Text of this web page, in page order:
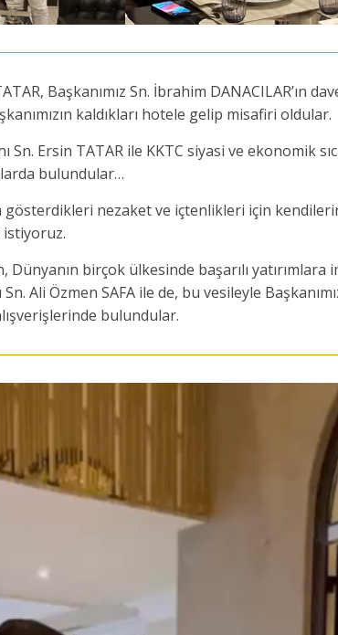
Başkanımız Sn. İbrahim DANACILAR’ın
kaldıkları hotele gelip misafiri oldular.
Sn. Ersin TATAR ile KKTC siyasi ve ekonomik
bulundular…
gösterdikleri nezaket ve içtenlikleri için
Dünyanın birçok ülkesinde başarılı yatırımlara
Ali Özmen SAFA ile de, bu vesileyle
bulundular.